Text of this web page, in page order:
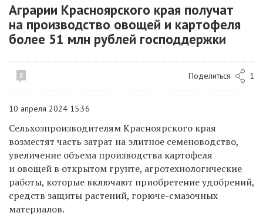
Аграрии Красноярского края получат
на производство овощей и картофеля
более 51 млн рублей господдержки
2 Поделиться 1
10 апреля 2024 15:36
Сельхозпроизводителям Красноярского края
возместят часть затрат на элитное семеноводство,
увеличение объема производства картофеля
и овощей в открытом грунте, агротехнологические
работы, которые включают приобретение удобрений,
средств защиты растений, горюче-смазочных
материалов.